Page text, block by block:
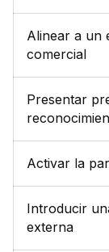
Alinear a un
comercial
Presentar
Activar la
Introducir
externa